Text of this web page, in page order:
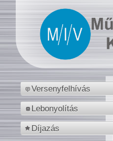
Versenyfelhívás
Lebonyolítás
Díjazás